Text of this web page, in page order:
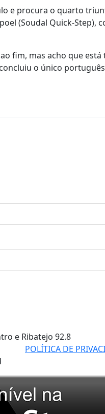
e procura o quarto
(Soudal Quick-Step),
fim, mas acho que
o único
e Ribatejo 92.8
POLÍTICA DE